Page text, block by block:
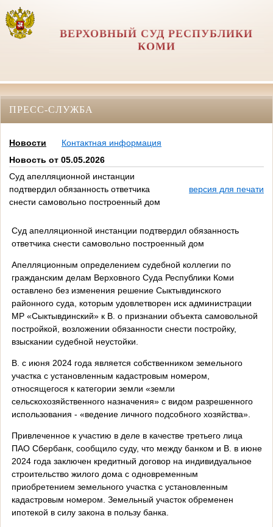
ВЕРХОВНЫЙ СУД РЕСПУБЛИКИ
КОМИ
ПРЕСС-СЛУЖБА
Новости
Контактная информация
Новость от 05.05.2026
Суд апелляционной инстанции
подтвердил обязанность ответчика
снести самовольно построенный дом
версия для печати
Суд апелляционной инстанции подтвердил обязанность
ответчика снести самовольно построенный дом
Апелляционным определением судебной коллегии по
гражданским делам Верховного Суда Республики Коми
оставлено без изменения решение Сыктывдинского
районного суда, которым удовлетворен иск администрации
МР «Сыктывдинский» к В. о признании объекта самовольной
постройкой, возложении обязанности снести постройку,
взыскании судебной неустойки.
В. с июня 2024 года является собственником земельного
участка с установленным кадастровым номером,
относящегося к категории земли «земли
сельскохозяйственного назначения» с видом разрешенного
использования - «ведение личного подсобного хозяйства».
Привлеченное к участию в деле в качестве третьего лица
ПАО Сбербанк, сообщило суду, что между банком и В. в июне
2024 года заключен кредитный договор на индивидуальное
строительство жилого дома с одновременным
приобретением земельного участка с установленным
кадастровым номером. Земельный участок обременен
ипотекой в силу закона в пользу банка.